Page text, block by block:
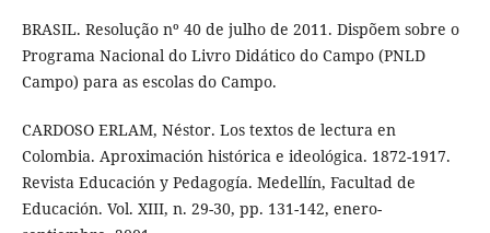
BRASIL. Resolução nº 40 de julho de 2011. Dispõem sobre o
Programa Nacional do Livro Didático do Campo (PNLD
Campo) para as escolas do Campo.
CARDOSO ERLAM, Néstor. Los textos de lectura en
Colombia. Aproximación histórica e ideológica. 1872-1917.
Revista Educación y Pedagogía. Medellín, Facultad de
Educación. Vol. XIII, n. 29-30, pp. 131-142, enero-